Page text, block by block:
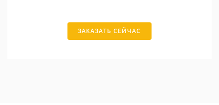
ЗАКАЗАТЬ СЕЙЧАС